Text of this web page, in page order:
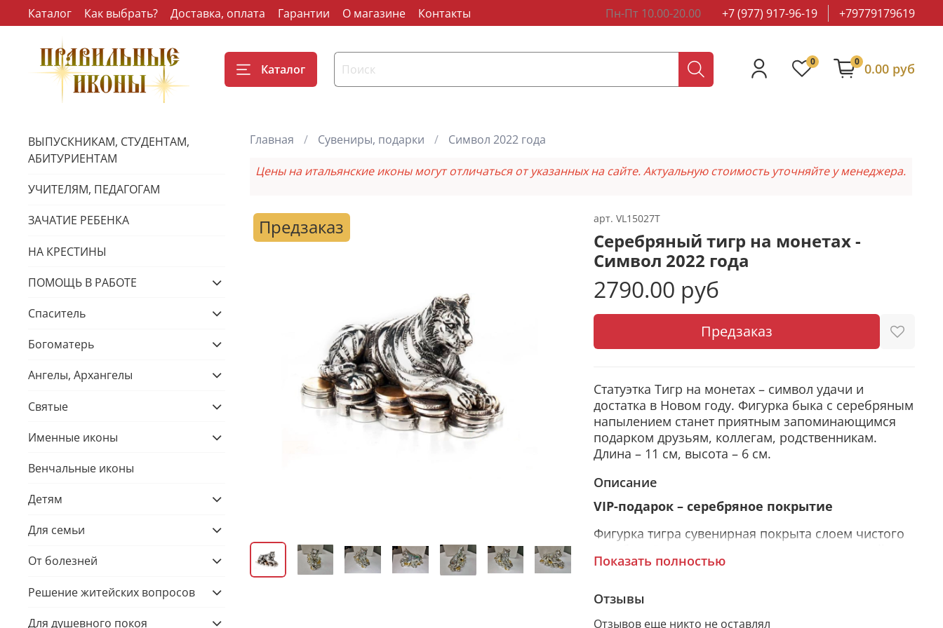
Каталог Как выбрать? Доставка, оплата Гарантии О магазине Контакты Пн-Пт 10.00-20.00 +7 (977) 917-96-19 +79779179619
Каталог
0 0 0.00 руб
Главная Сувениры, подарки Символ 2022 года
Цены на итальянские иконы могут отличаться от указанных на сайте. Актуальную стоимость уточняйте у менеджера.
Предзаказ арт. VL15027T
Серебряный тигр на монетах -
Символ 2022 года
2790.00 руб
Предзаказ
Статуэтка Тигр на монетах – символ удачи и
достатка в Новом году. Фигурка быка с серебряным
напылением станет приятным запоминающимся
подарком друзьям, коллегам, родственникам.
Длина – 11 см, высота – 6 см.
Описание
VIP-подарок – серебряное покрытие
Фигурка тигра сувенирная покрыта слоем чистого
изделию придается особая рельефность и
металлической заготовки Miro Silver, нижний слой
Показать полностью
Отзывы
Отзывов еще никто не оставлял
ВЫПУСКНИКАМ, СТУДЕНТАМ,
АБИТУРИЕНТАМ
УЧИТЕЛЯМ, ПЕДАГОГАМ
ЗАЧАТИЕ РЕБЕНКА
НА КРЕСТИНЫ
ПОМОЩЬ В РАБОТЕ
Спаситель
Богоматерь
Ангелы, Архангелы
Святые
Именные иконы
Венчальные иконы
Детям
Для семьи
От болезней
Решение житейских вопросов
Для душевного покоя